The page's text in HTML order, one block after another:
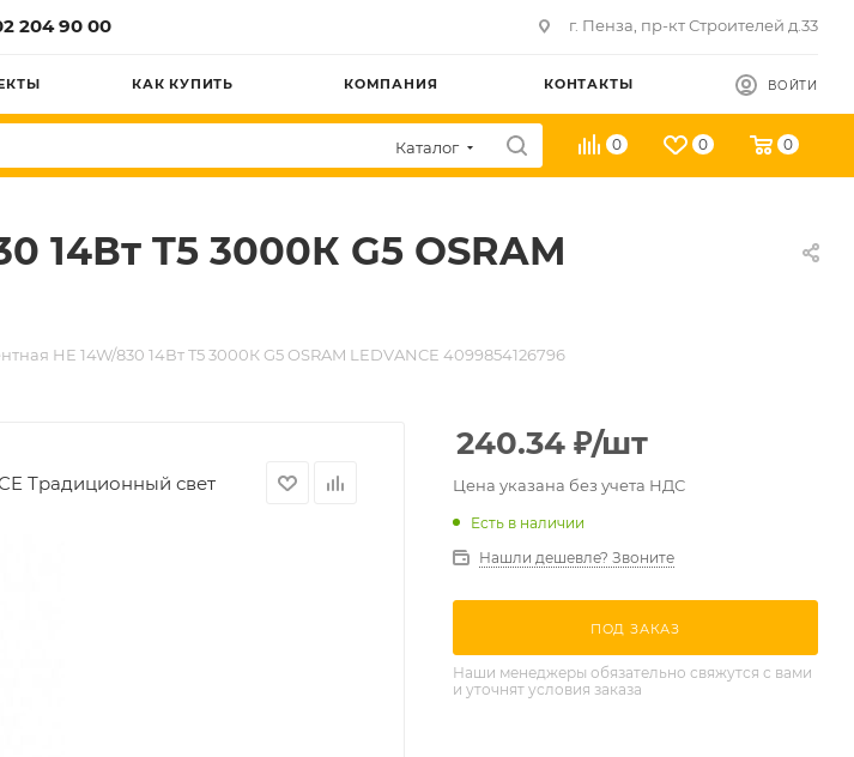
204 90 00 г. Пенза, пр-кт Строителей д.33
КАК КУПИТЬ КОМПАНИЯ КОНТАКТЫ ВОЙТИ
Каталог 0 0 0
14Вт T5 3000К G5 OSRAM
HE 14W/830 14Вт T5 3000К G5 OSRAM LEDVANCE 4099854126796
Традиционный свет
240.34 ₽/шт
Цена указана без учета НДС
Есть в наличии
Нашли дешевле? Звоните
ПОД ЗАКАЗ
Наши менеджеры обязательно свяжутся с вами
и уточнят условия заказа